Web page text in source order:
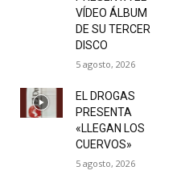
VÍDEO ÁLBUM
DE SU TERCER
DISCO
5 agosto, 2026
EL DROGAS
PRESENTA
«LLEGAN LOS
CUERVOS»
5 agosto, 2026